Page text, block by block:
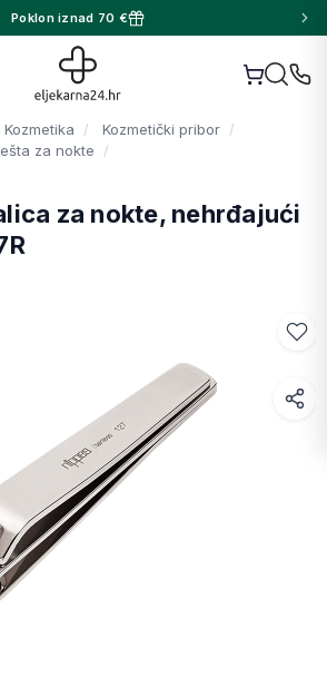
Poklon iznad 70 €
Kozmetika
Kozmetički pribor
za nokte
za nokte, nehrđajući
Facebook
WhatsApp
X (Twitter)